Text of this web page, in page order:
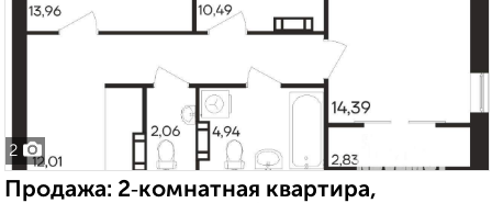
2
Продажа: 2‑комнатная квартира,